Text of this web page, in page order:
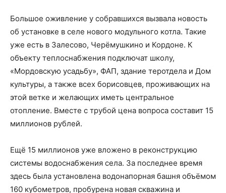
Большое оживление у собравшихся вызвала новость
об установке в селе нового модульного котла. Такие
уже есть в Залесово, Черёмушкино и Кордоне. К
объекту теплоснабжения подключат школу,
«Мордовскую усадьбу», ФАП, здание теротдела и Дом
культуры, а также всех борисовцев, проживающих на
этой ветке и желающих иметь центральное
отопление. Вместе с трубой цена вопроса составит 15
миллионов рублей.
Ещё 15 миллионов уже вложено в реконструкцию
системы водоснабжения села. За последнее время
здесь была установлена водонапорная башня объёмом
160 кубометров, пробурена новая скважина и